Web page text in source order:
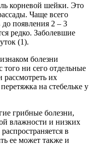
корневой шейки. Это
Чаще всего
до появления 2 – 3
редко. Заболевшие
(1).
болезни
того ни сего отдельные
рассмотреть их
на стебельке у
грибные болезни,
влажности и низких
в
ее может также и